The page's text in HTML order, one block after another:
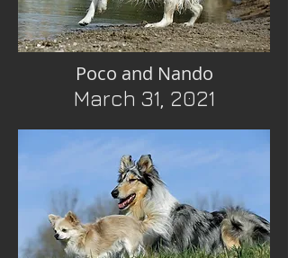
Poco and Nando
March 31, 2021